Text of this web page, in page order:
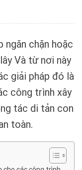
ngăn chặn hoặc
Và từ nơi này
giải pháp đó là
công trình xây
tác di tản con
toàn.